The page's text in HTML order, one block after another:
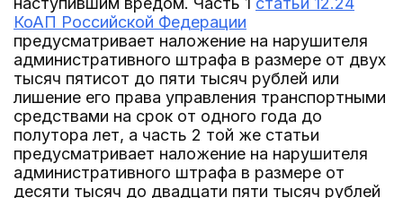
КоАП Российской Федерации
предусматривает наложение на нарушителя
административного штрафа в размере от двух
тысяч пятисот до пяти тысяч рублей или
лишение его права управления транспортными
средствами на срок от одного года до
полутора лет, а часть 2 той же статьи
предусматривает наложение на нарушителя
административного штрафа в размере от
десяти тысяч до двадцати пяти тысяч рублей